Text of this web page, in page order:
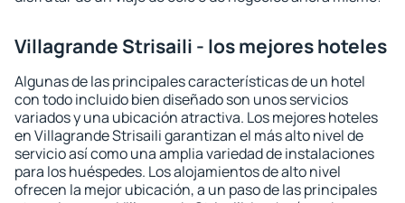
Villagrande Strisaili - los mejores hoteles
Algunas de las principales características de un hotel
con todo incluido bien diseñado son unos servicios
variados y una ubicación atractiva. Los mejores hoteles
en Villagrande Strisaili garantizan el más alto nivel de
servicio así como una amplia variedad de instalaciones
para los huéspedes. Los alojamientos de alto nivel
ofrecen la mejor ubicación, a un paso de las principales